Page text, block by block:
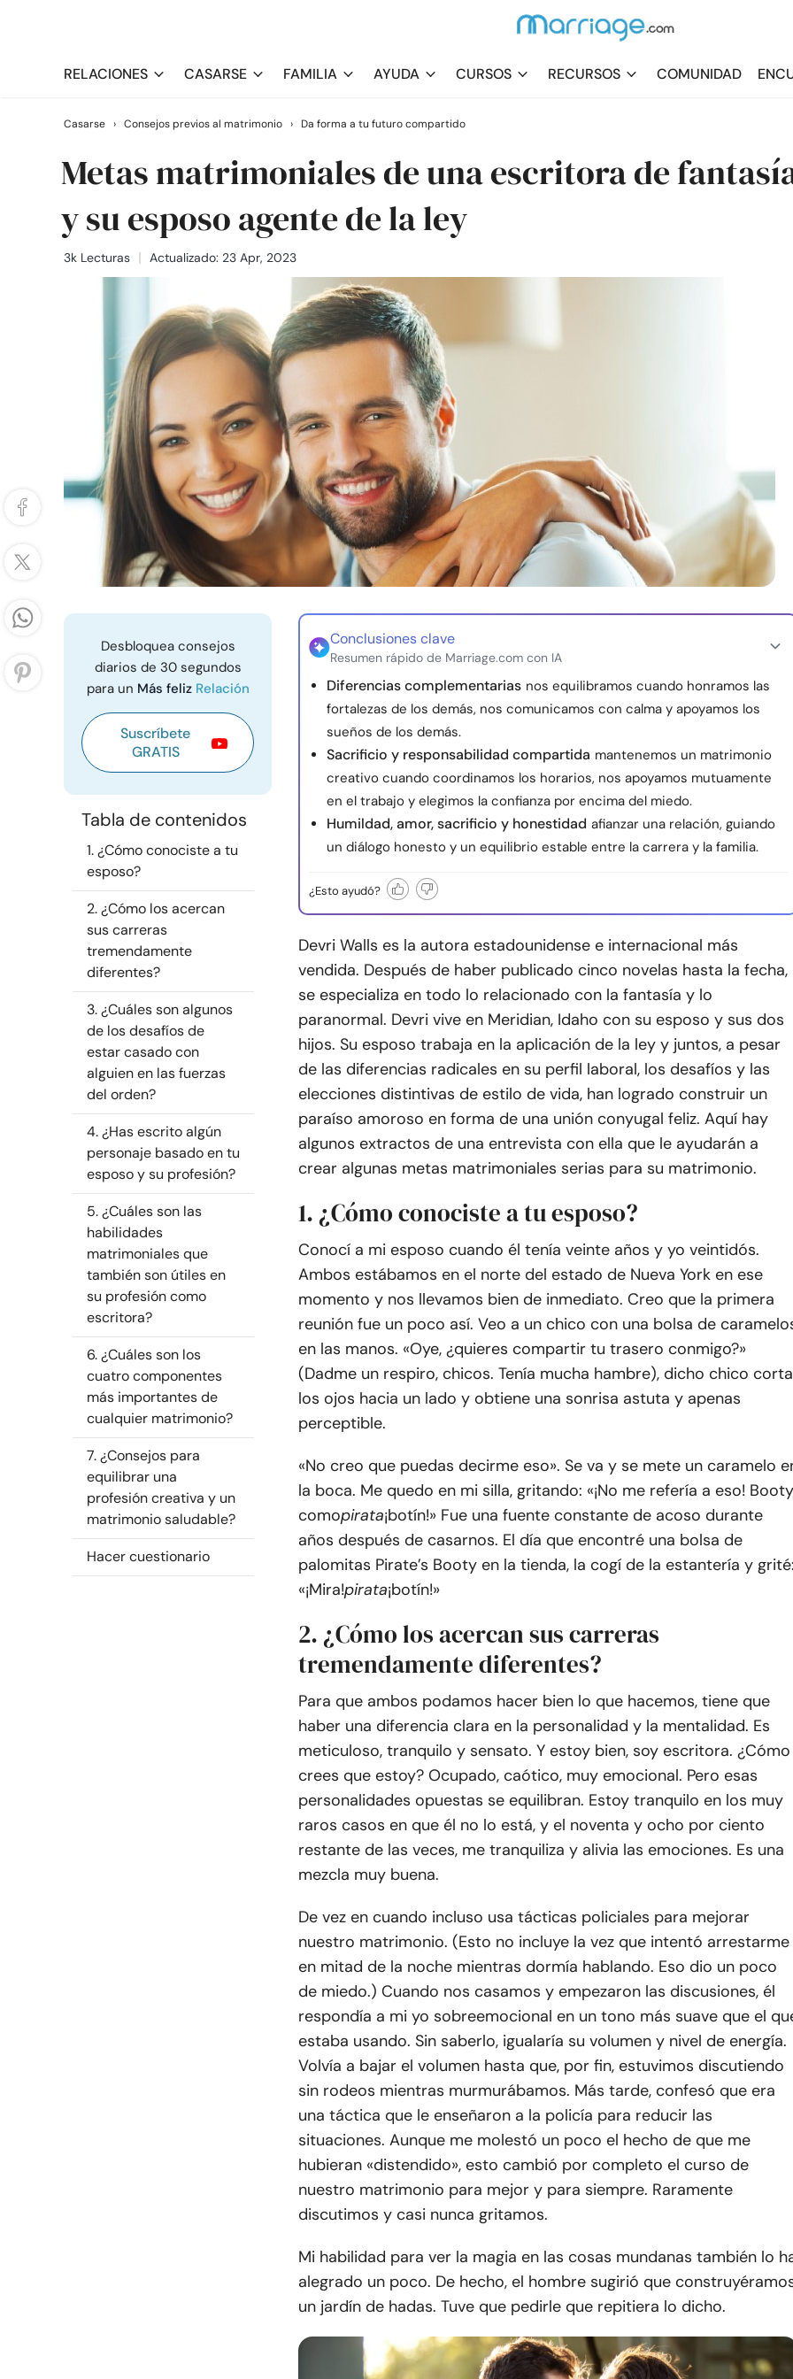
RELACIONES CASARSE FAMILIA AYUDA CURSOS RECURSOS COMUNIDAD
Casarse › Consejos previos al matrimonio › Da forma a tu futuro compartido
Metas matrimoniales de una escritora de
y su esposo agente de la ley
3k Lecturas Actualizado: 23 Apr, 2023
Desbloquea consejos
diarios de 30 segundos
para un Más feliz Relación
Suscríbete
GRATIS
Tabla de contenidos
1. ¿Cómo conociste a tu
esposo?
2. ¿Cómo los acercan
sus carreras
tremendamente
diferentes?
3. ¿Cuáles son algunos
de los desafíos de
estar casado con
alguien en las fuerzas
del orden?
4. ¿Has escrito algún
personaje basado en tu
esposo y su profesión?
5. ¿Cuáles son las
habilidades
matrimoniales que
también son útiles en
su profesión como
escritora?
6. ¿Cuáles son los
cuatro componentes
más importantes de
cualquier matrimonio?
7. ¿Consejos para
equilibrar una
profesión creativa y un
matrimonio saludable?
Hacer cuestionario
Conclusiones clave
Resumen rápido de Marriage.com con IA
Diferencias complementarias nos equilibramos cuando honramos las
fortalezas de los demás, nos comunicamos con calma y apoyamos los
sueños de los demás.
Sacrificio y responsabilidad compartida mantenemos un matrimonio
creativo cuando coordinamos los horarios, nos apoyamos mutuamente
en el trabajo y elegimos la confianza por encima del miedo.
Humildad, amor, sacrificio y honestidad afianzar una relación, guiando
un diálogo honesto y un equilibrio estable entre la carrera y la familia.
¿Esto ayudó?
Devri Walls es la autora estadounidense e internacional más
vendida. Después de haber publicado cinco novelas hasta la fecha,
se especializa en todo lo relacionado con la fantasía y lo
paranormal. Devri vive en Meridian, Idaho con su esposo y sus dos
hijos. Su esposo trabaja en la aplicación de la ley y juntos, a pesar
de las diferencias radicales en su perfil laboral, los desafíos y las
elecciones distintivas de estilo de vida, han logrado construir un
paraíso amoroso en forma de una unión conyugal feliz. Aquí hay
algunos extractos de una entrevista con ella que le ayudarán a
crear algunas metas matrimoniales serias para su matrimonio.
1. ¿Cómo conociste a tu esposo?
Conocí a mi esposo cuando él tenía veinte años y yo veintidós.
Ambos estábamos en el norte del estado de Nueva York en ese
momento y nos llevamos bien de inmediato. Creo que la primera
reunión fue un poco así. Veo a un chico con una bolsa de
en las manos. «Oye, ¿quieres compartir tu trasero conmigo?»
(Dadme un respiro, chicos. Tenía mucha hambre), dicho chico corta
los ojos hacia un lado y obtiene una sonrisa astuta y apenas
perceptible.
«No creo que puedas decirme eso». Se va y se mete un caramelo
la boca. Me quedo en mi silla, gritando: «¡No me refería a eso!
comopirata¡botín!» Fue una fuente constante de acoso durante
años después de casarnos. El día que encontré una bolsa de
palomitas Pirate’s Booty en la tienda, la cogí de la estantería y grité:
«¡Mira!pirata¡botín!»
2. ¿Cómo los acercan sus carreras
tremendamente diferentes?
Para que ambos podamos hacer bien lo que hacemos, tiene que
haber una diferencia clara en la personalidad y la mentalidad. Es
meticuloso, tranquilo y sensato. Y estoy bien, soy escritora. ¿Cómo
crees que estoy? Ocupado, caótico, muy emocional. Pero esas
personalidades opuestas se equilibran. Estoy tranquilo en los muy
raros casos en que él no lo está, y el noventa y ocho por ciento
restante de las veces, me tranquiliza y alivia las emociones. Es una
mezcla muy buena.
De vez en cuando incluso usa tácticas policiales para mejorar
nuestro matrimonio. (Esto no incluye la vez que intentó arrestarme
en mitad de la noche mientras dormía hablando. Eso dio un poco
de miedo.) Cuando nos casamos y empezaron las discusiones, él
respondía a mi yo sobreemocional en un tono más suave que el
estaba usando. Sin saberlo, igualaría su volumen y nivel de energía.
Volvía a bajar el volumen hasta que, por fin, estuvimos discutiendo
sin rodeos mientras murmurábamos. Más tarde, confesó que era
una táctica que le enseñaron a la policía para reducir las
situaciones. Aunque me molestó un poco el hecho de que me
hubieran «distendido», esto cambió por completo el curso de
nuestro matrimonio para mejor y para siempre. Raramente
discutimos y casi nunca gritamos.
Mi habilidad para ver la magia en las cosas mundanas también lo
alegrado un poco. De hecho, el hombre sugirió que
un jardín de hadas. Tuve que pedirle que repitiera lo dicho.